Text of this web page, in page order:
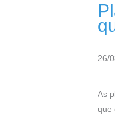
26/
As
que